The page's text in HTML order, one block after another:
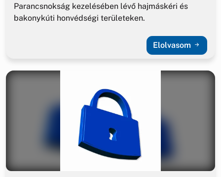
Parancsnokság kezelésében lévő hajmáskéri és
bakonykúti honvédségi területeken.
Elolvasom